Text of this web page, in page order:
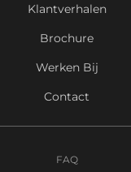
Klantverhalen
Brochure
Werken Bij
Contact
FAQ